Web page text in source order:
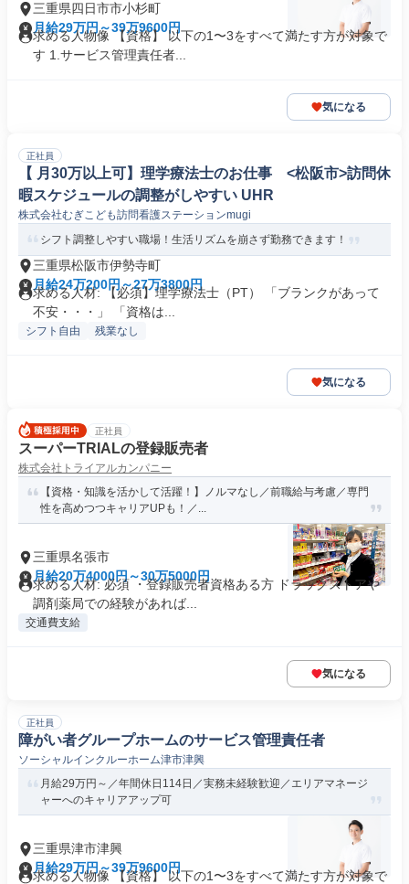
三重県四日市市小杉町
月給29万円～39万9600円
求める人物像 【資格】 以下の1〜3をすべて満たす方が対象で
す 1.サービス管理責任者...
気になる
正社員
【 月30万以上可】理学療法士のお仕事 <松阪市>訪問休
暇スケジュールの調整がしやすい UHR
株式会社むぎこども訪問看護ステーションmugi
シフト調整しやすい職場！生活リズムを崩さず勤務できます！
三重県松阪市伊勢寺町
月給24万200円～27万3800円
求める人材: 【必須】理学療法士（PT） 「ブランクがあって
不安・・・」 「資格は...
シフト自由 残業なし
気になる
正社員
スーパーTRIALの登録販売者
株式会社トライアルカンパニー
【資格・知識を活かして活躍！】ノルマなし／前職給与考慮／専⾨
性を⾼めつつキャリアUPも！／...
三重県名張市
月給20万4000円～30万5000円
求める人材: 必須 ・登録販売者資格ある方 ドラッグストアや
調剤薬局での経験があれば...
交通費支給
気になる
正社員
障がい者グループホームのサービス管理責任者
ソーシャルインクルーホーム津市津興
月給29万円～／年間休日114日／実務未経験歓迎／エリアマネージ
ャーへのキャリアアップ可
三重県津市津興
月給29万円～39万9600円
求める人物像 【資格】 以下の1〜3をすべて満たす方が対象で